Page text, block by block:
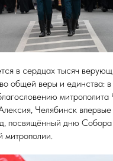
в сердцах тысяч
общей веры и единства:
митрополита
Челябинск
посвящённый дню Собора
митрополии.